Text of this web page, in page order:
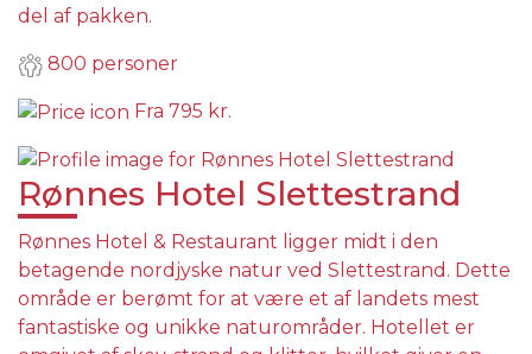
del af pakken.
800 personer
Fra 795 kr.
Rønnes Hotel Slettestrand
Rønnes Hotel & Restaurant ligger midt i den
betagende nordjyske natur ved Slettestrand. Dette
område er berømt for at være et af landets mest
fantastiske og unikke naturområder. Hotellet er